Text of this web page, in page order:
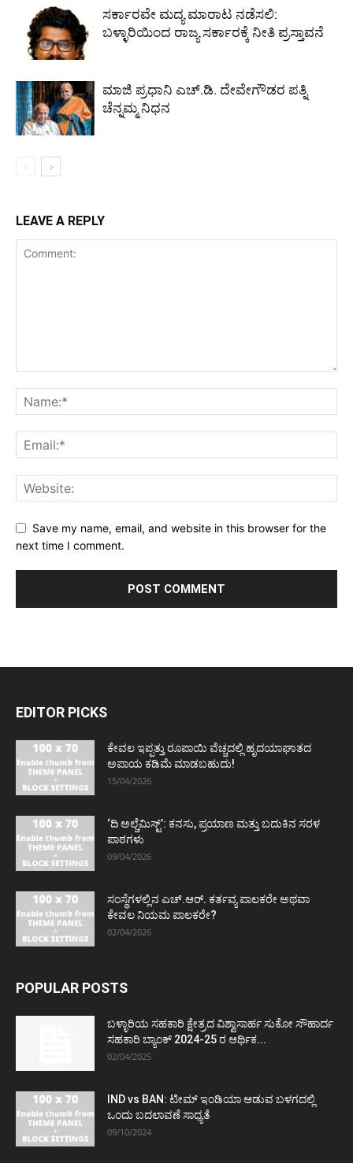
ಸರ್ಕಾರವೇ ಮದ್ಯ ಮಾರಾಟ ನಡೆಸಲಿ:
ಬಳ್ಳಾರಿಯಿಂದ ರಾಜ್ಯ ಸರ್ಕಾರಕ್ಕೆ ನೀತಿ ಪ್ರಸ್ತಾವನೆ
ಮಾಜಿ ಪ್ರಧಾನಿ ಎಚ್‌.ಡಿ. ದೇವೇಗೌಡರ ಪತ್ನಿ
ಚೆನ್ನಮ್ಮ ನಿಧನ
LEAVE A REPLY
Save my name, email, and website in this browser for the
next time I comment.
EDITOR PICKS
ಕೇವಲ ಇಪ್ಪತ್ತು ರೂಪಾಯಿ ವೆಚ್ಚದಲ್ಲಿ ಹೃದಯಾಘಾತದ
ಅಪಾಯ ಕಡಿಮೆ ಮಾಡಬಹುದು!
15/04/2026
‘ದಿ ಅಲ್ಚೆಮಿಸ್ಟ್’: ಕನಸು, ಪ್ರಯಾಣ ಮತ್ತು ಬದುಕಿನ ಸರಳ
ಪಾಠಗಳು
09/04/2026
ಸಂಸ್ಥೆಗಳಲ್ಲಿನ ಎಚ್.ಆರ್. ಕರ್ತವ್ಯ ಪಾಲಕರೇ ಅಥವಾ
ಕೇವಲ ನಿಯಮ ಪಾಲಕರೇ?
02/04/2026
POPULAR POSTS
ಬಳ್ಳಾರಿಯ ಸಹಕಾರಿ ಕ್ಷೇತ್ರದ ವಿಶ್ವಾಸಾರ್ಹ ಸುಕೋ ಸೌಹಾರ್ದ
ಸಹಕಾರಿ ಬ್ಯಾಂಕ್ 2024-25 ರ ಆರ್ಥಿಕ...
02/04/2025
IND vs BAN: ಟೀಮ್ ಇಂಡಿಯಾ ಆಡುವ ಬಳಗದಲ್ಲಿ
ಒಂದು ಬದಲಾವಣೆ ಸಾಧ್ಯತೆ
09/10/2024